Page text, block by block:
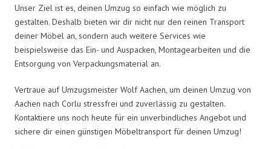
Unser Ziel ist es, deinen Umzug so einfach wie möglich zu
gestalten. Deshalb bieten wir dir nicht nur den reinen Transport
deiner Möbel an, sondern auch weitere Services wie
beispielsweise das Ein- und Auspacken, Montagearbeiten und die
Entsorgung von Verpackungsmaterial an.
Vertraue auf Umzugsmeister Wolf Aachen, um deinen Umzug von
Aachen nach Corlu stressfrei und zuverlässig zu gestalten.
Kontaktiere uns noch heute für ein unverbindliches Angebot und
sichere dir einen günstigen Möbeltransport für deinen Umzug!